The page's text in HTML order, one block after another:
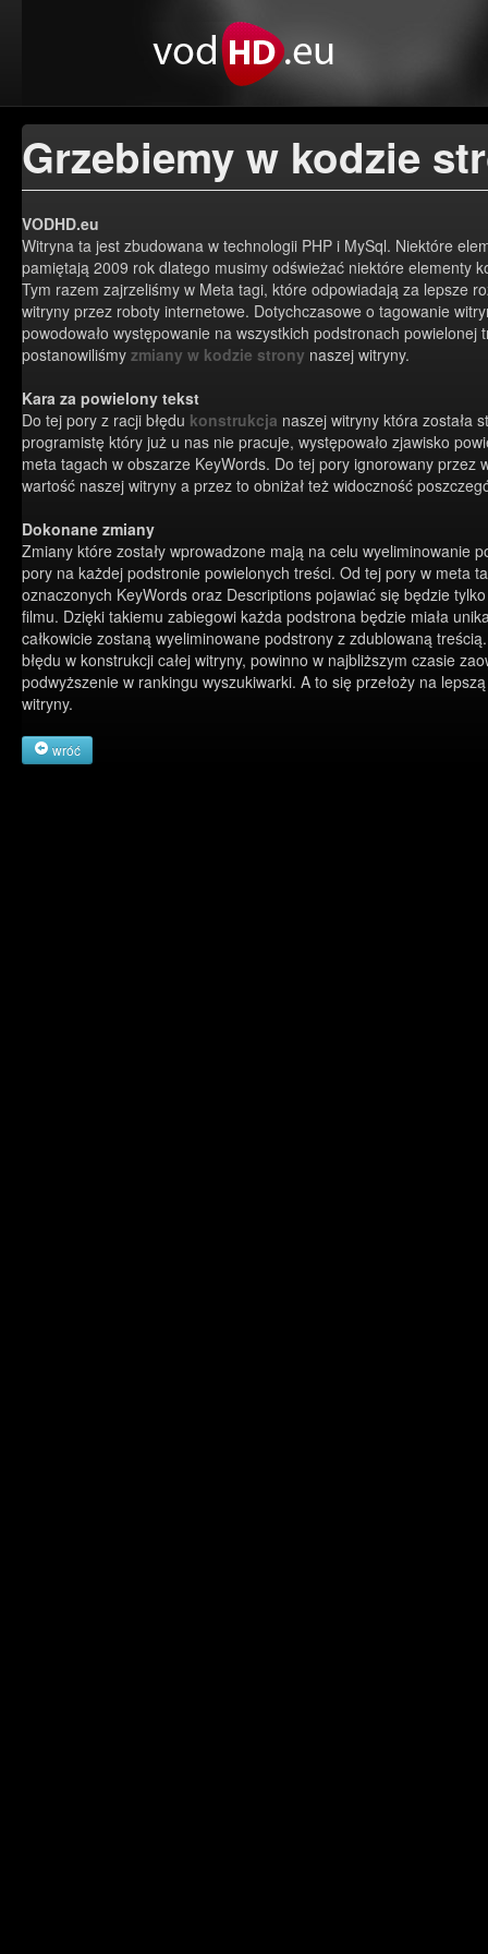
Grzebiemy w kodzie
VODHD.eu
Witryna ta jest zbudowana w technologii PHP i MySql. Niektóre
pamiętają 2009 rok dlatego musimy odświeżać niektóre elementy
Tym razem zajrzeliśmy w Meta tagi, które odpowiadają za lepsze
witryny przez roboty internetowe. Dotychczasowe o tagowanie
powodowało występowanie na wszystkich podstronach powielonej
postanowiliśmy zmiany w kodzie strony naszej witryny.
Kara za powielony tekst
Do tej pory z racji błędu konstrukcja naszej witryny która została
programistę który już u nas nie pracuje, występowało zjawisko
meta tagach w obszarze KeyWords. Do tej pory ignorowany przez
wartość naszej witryny a przez to obniżał też widoczność
Dokonane zmiany
Zmiany które zostały wprowadzone mają na celu wyeliminowanie
pory na każdej podstronie powielonych treści. Od tej pory w meta
oznaczonych KeyWords oraz Descriptions pojawiać się będzie
filmu. Dzięki takiemu zabiegowi każda podstrona będzie miała
całkowicie zostaną wyeliminowane podstrony z zdublowaną
błędu w konstrukcji całej witryny, powinno w najbliższym czasie
podwyższenie w rankingu wyszukiwarki. A to się przełoży na
witryny.
wróć